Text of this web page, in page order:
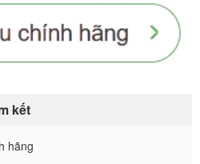
kết
hãng